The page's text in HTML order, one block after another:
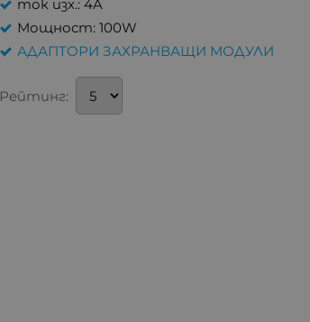
ток изх.: 4A
Мощност: 100W
АДАПТОРИ ЗАХРАНВАЩИ МОДУЛИ
Рейтинг: